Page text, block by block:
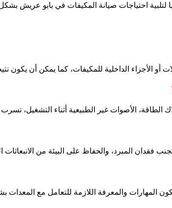
لتلبية احتياجات صيانة المكيفات في بابو عريش
الأجزاء الداخلية للمكيفات، كما يمكن أن يكون
الأصوات غير الطبيعية أثناء التشغيل، تسرب
المبرد، والحفاظ على البيئة من الانبعاثات
المهارات والمعرفة اللازمة للتعامل مع